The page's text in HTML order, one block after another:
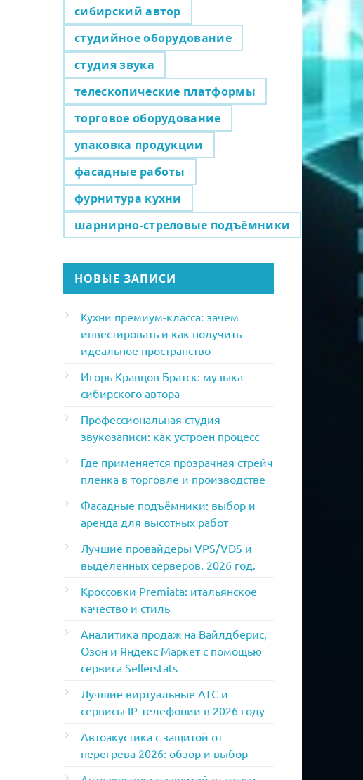
сибирский автор
студийное оборудование
студия звука
телескопические платформы
торговое оборудование
упаковка продукции
фасадные работы
фурнитура кухни
шарнирно-стреловые подъёмники
НОВЫЕ ЗАПИСИ
Кухни премиум-класса: зачем
инвестировать и как получить
идеальное пространство
Игорь Кравцов Братск: музыка
сибирского автора
Профессиональная студия
звукозаписи: как устроен процесс
Где применяется прозрачная стрейч
пленка в торговле и производстве
Фасадные подъёмники: выбор и
аренда для высотных работ
Лучшие провайдеры VPS/VDS и
выделенных серверов. 2026 год.
Кроссовки Premiata: итальянское
качество и стиль
Аналитика продаж на Вайлдберис,
Озон и Яндекс Маркет с помощью
сервиса Sellerstats
Лучшие виртуальные АТС и
сервисы IP-телефонии в 2026 году
Автоакустика с защитой от
перегрева 2026: обзор и выбор